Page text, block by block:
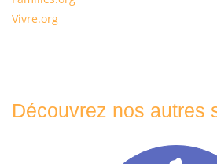
Vivre.org
Découvrez nos autres